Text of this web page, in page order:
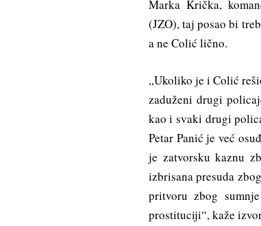
Marka Krička,
(JZO), taj posao bi
a ne Colić lično.
„Ukoliko je i Colić
zaduženi drugi
kao i svaki drugi
Petar Panić je već
je zatvorsku kaznu
izbrisana presuda
pritvoru zbog
prostituciji“, kaže